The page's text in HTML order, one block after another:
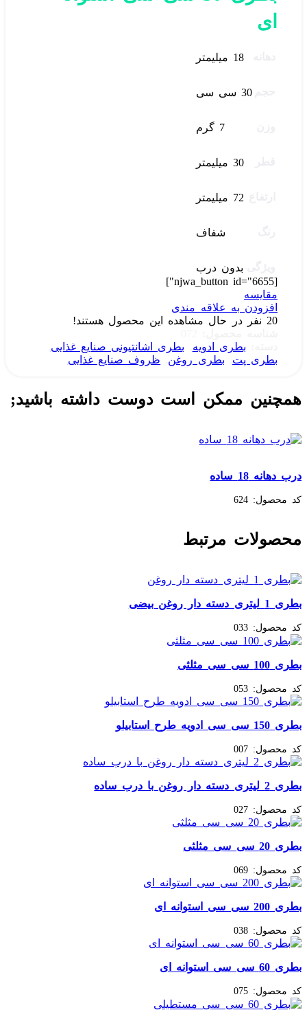
ای
18 میلیمتر
30 سی سی
7 گرم
30 میلیمتر
72 میلیمتر
شفاف
بدون درب
[njwa_button id="6655"]
مقایسه
افزودن به علاقه مندی
20 نفر در حال مشاهده این محصول هستند!
بطری ادویه بطری اشانتیونی صنایع غذایی
بطری پت
بطری روغن ظروف صنایع غذایی
همچنین ممکن است دوست داشته باشید;
درب دهانه 18 ساده
کد محصول: 624
محصولات مرتبط
بطری 1 لیتری دسته دار روغن بیضی
کد محصول: 033
بطری 100 سی سی مثلثی
کد محصول: 053
بطری 150 سی سی ادویه طرح استابیلو
کد محصول: 007
بطری 2 لیتری دسته دار روغن با درب ساده
کد محصول: 027
بطری 20 سی سی مثلثی
کد محصول: 069
بطری 200 سی سی استوانه ای
کد محصول: 038
بطری 60 سی سی استوانه ای
کد محصول: 075